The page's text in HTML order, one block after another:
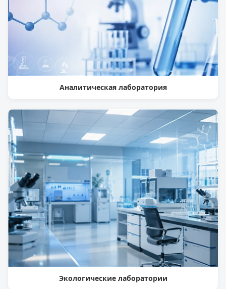
Аналитическая лаборатория
Экологические лаборатории